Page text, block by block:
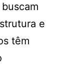
e
têm